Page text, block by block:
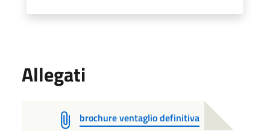
Allegati
brochure ventaglio definitiva